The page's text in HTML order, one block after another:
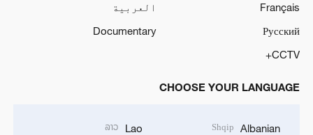
Français
العربية
Русский
Documentary
CCTV+
CHOOSE YOUR LANGUAGE
Albanian
Shqip
Lao
ລາວ